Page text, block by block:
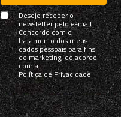
Desejo receber o
newsletter pelo e-mail.
Concordo com o
tratamento dos meus
dados pessoais para fins
de marketing, de acordo
com a
Política de Privacidade